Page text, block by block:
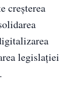
creșterea
legislației